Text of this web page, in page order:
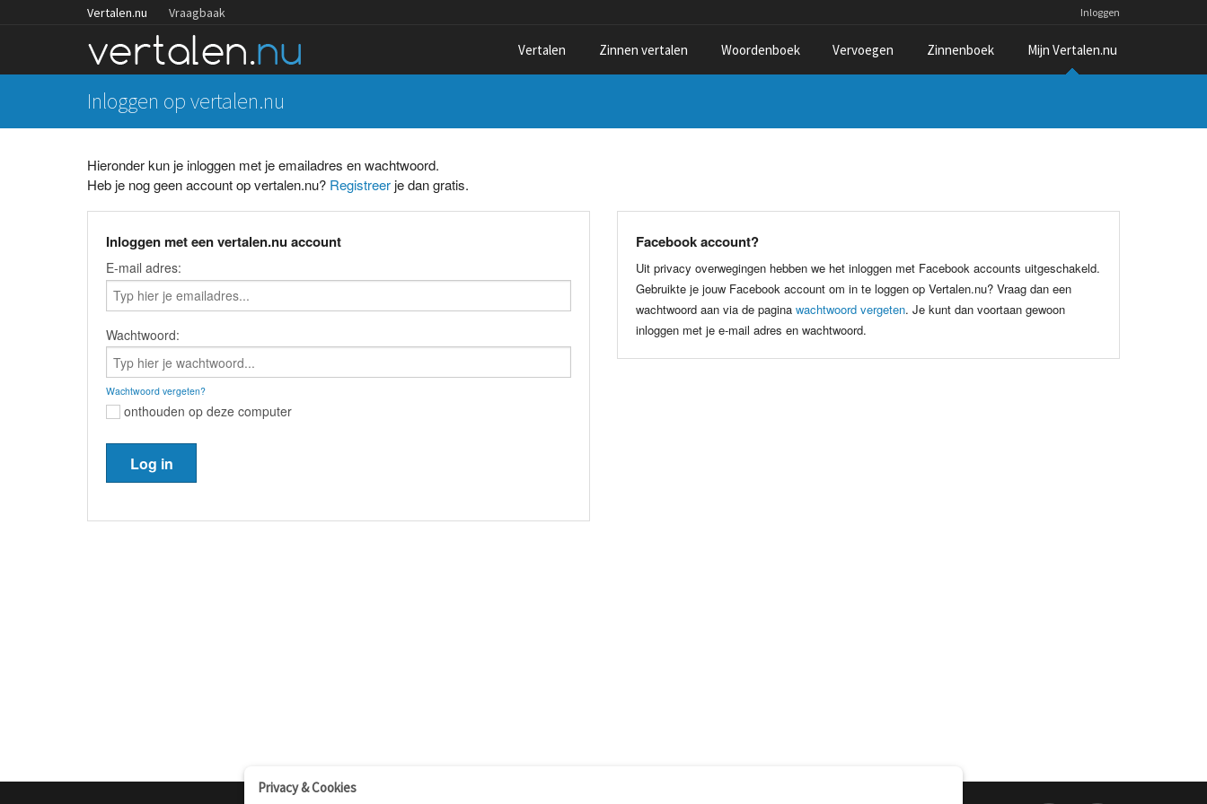
Vertalen.nu Vraagbaak Inloggen
Vertalen Zinnen vertalen Woordenboek Vervoegen Zinnenboek Mijn Vertalen.nu
Inloggen op vertalen.nu
Hieronder kun je inloggen met je emailadres en wachtwoord.
Heb je nog geen account op vertalen.nu? Registreerje dan gratis.
Inloggen met een vertalen.nu account
E-mail adres:
Wachtwoord:
Wachtwoord vergeten?
onthouden op deze computer
Facebook account?
Uit privacy overwegingen hebben we het inloggen met Facebook accounts uitgeschakeld.
Gebruikte je jouw Facebook account om in te loggen op Vertalen.nu? Vraag dan een
wachtwoord aan via de pagina wachtwoord vergeten. Je kunt dan voortaan gewoon
inloggen met je e-mail adres en wachtwoord.
Privacy & Cookies